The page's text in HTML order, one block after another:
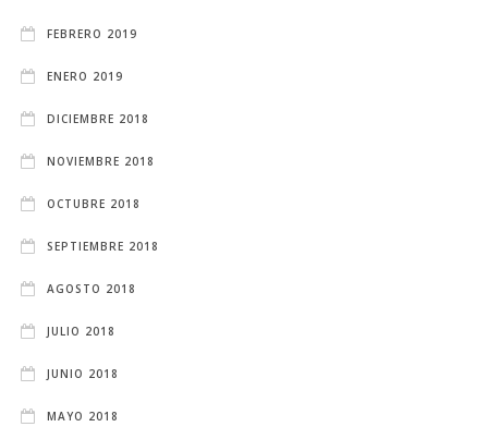
FEBRERO 2019
ENERO 2019
DICIEMBRE 2018
NOVIEMBRE 2018
OCTUBRE 2018
SEPTIEMBRE 2018
AGOSTO 2018
JULIO 2018
JUNIO 2018
MAYO 2018